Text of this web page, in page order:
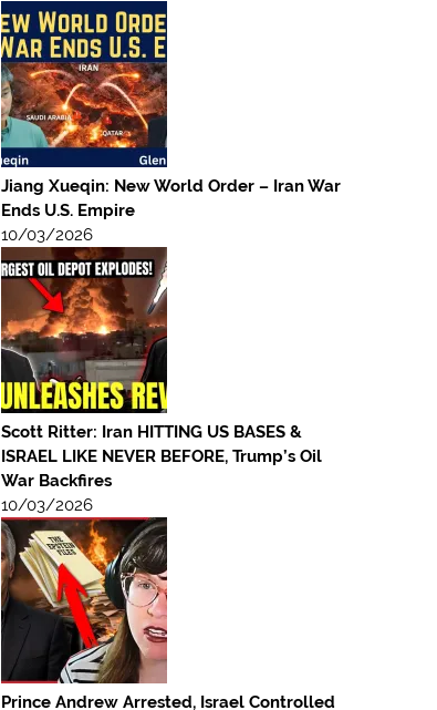
Jiang Xueqin: New World Order – Iran War
Ends U.S. Empire
10/03/2026
Scott Ritter: Iran HITTING US BASES &
ISRAEL LIKE NEVER BEFORE, Trump’s Oil
War Backfires
10/03/2026
Prince Andrew Arrested, Israel Controlled